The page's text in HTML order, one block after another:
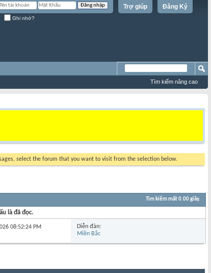
Đăng Ký
Trợ giúp
Ghi nhớ?
Tìm kiếm nâng cao
select the forum that you want to visit from the selection below.
Tìm kiếm mất0.00giây.
là đã đọc.
08:52:24 PM
Diễn đàn:
Miền Bắc